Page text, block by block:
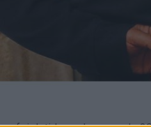
foi detido um homem, de